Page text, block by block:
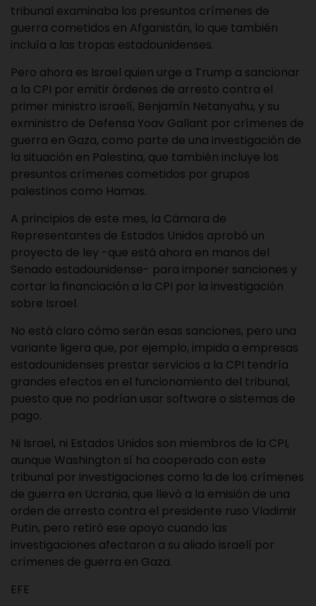
tribunal examinaba los presuntos crímenes de
guerra cometidos en Afganistán, lo que también
incluía a las tropas estadounidenses.
Pero ahora es Israel quien urge a Trump a sancionar
a la CPI por emitir órdenes de arresto contra el
primer ministro israelí, Benjamín Netanyahu, y su
exministro de Defensa Yoav Gallant por crímenes de
guerra en Gaza, como parte de una investigación de
la situación en Palestina, que también incluye los
presuntos crímenes cometidos por grupos
palestinos como Hamas.
A principios de este mes, la Cámara de
Representantes de Estados Unidos aprobó un
proyecto de ley -que está ahora en manos del
Senado estadounidense- para imponer sanciones y
cortar la financiación a la CPI por la investigación
sobre Israel.
No está claro cómo serán esas sanciones, pero una
variante ligera que, por ejemplo, impida a empresas
estadounidenses prestar servicios a la CPI tendría
grandes efectos en el funcionamiento del tribunal,
puesto que no podrían usar software o sistemas de
pago.
Ni Israel, ni Estados Unidos son miembros de la CPI,
aunque Washington sí ha cooperado con este
tribunal por investigaciones como la de los crímenes
de guerra en Ucrania, que llevó a la emisión de una
orden de arresto contra el presidente ruso Vladimir
Putin, pero retiró ese apoyo cuando las
investigaciones afectaron a su aliado israelí por
crímenes de guerra en Gaza.
EFE